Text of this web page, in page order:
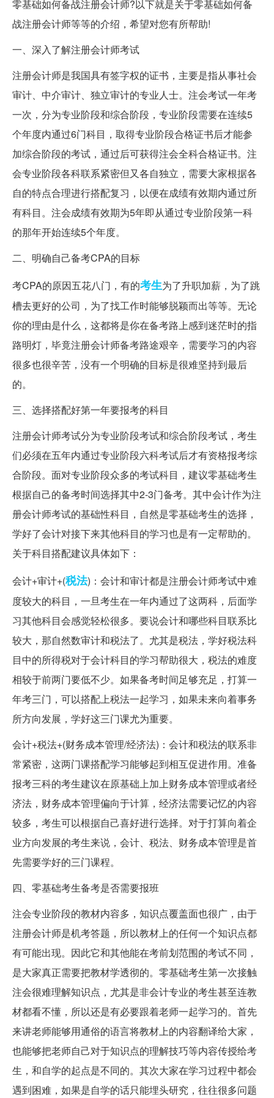
零基础如何备战注册会计师?以下就是关于零基础如何备
战注册会计师等等的介绍，希望对您有所帮助!
一、深入了解注册会计师考试
注册会计师是我国具有签字权的证书，主要是指从事社会
审计、中介审计、独立审计的专业人士。注会考试一年考
一次，分为专业阶段和综合阶段，专业阶段需要在连续5
个年度内通过6门科目，取得专业阶段合格证书后才能参
加综合阶段的考试，通过后可获得注会全科合格证书。注
会专业阶段各科联系紧密但又各自独立，需要大家根据各
自的特点合理进行搭配复习，以便在成绩有效期内通过所
有科目。注会成绩有效期为5年即从通过专业阶段第一科
的那年开始连续5个年度。
二、明确自己备考CPA的目标
考CPA的原因五花八门，有的考生为了升职加薪，为了跳
槽去更好的公司，为了找工作时能够脱颖而出等等。无论
你的理由是什么，这都将是你在备考路上感到迷茫时的指
路明灯，毕竟注册会计师备考路途艰辛，需要学习的内容
很多也很辛苦，没有一个明确的目标是很难坚持到最后
的。
三、选择搭配好第一年要报考的科目
注册会计师考试分为专业阶段考试和综合阶段考试，考生
们必须在五年内通过专业阶段六科考试后才有资格报考综
合阶段。面对专业阶段众多的考试科目，建议零基础考生
根据自己的备考时间选择其中2-3门备考。其中会计作为注
册会计师考试的基础性科目，自然是零基础考生的选择，
学好了会计对接下来其他科目的学习也是有一定帮助的。
关于科目搭配建议具体如下：
会计+审计+(税法)：会计和审计都是注册会计师考试中难
度较大的科目，一旦考生在一年内通过了这两科，后面学
习其他科目会感觉轻松很多。要说会计和哪些科目联系比
较大，那自然数审计和税法了。尤其是税法，学好税法科
目中的所得税对于会计科目的学习帮助很大，税法的难度
相较于前两门要低不少。如果备考时间足够充足，打算一
年考三门，可以搭配上税法一起学习，如果未来向着事务
所方向发展，学好这三门课尤为重要。
会计+税法+(财务成本管理/经济法)：会计和税法的联系非
常紧密，这两门课搭配学习能够起到相互促进作用。准备
报考三科的考生建议在原基础上加上财务成本管理或者经
济法，财务成本管理偏向于计算，经济法需要记忆的内容
较多，考生可以根据自己喜好进行选择。对于打算向着企
业方向发展的考生来说，会计、税法、财务成本管理是首
先需要学好的三门课程。
四、零基础考生备考是否需要报班
注会专业阶段的教材内容多，知识点覆盖面也很广，由于
注册会计师是机考答题，所以教材上的任何一个知识点都
有可能出现。因此它和其他能在考前划范围的考试不同，
是大家真正需要把教材学透彻的。零基础考生第一次接触
注会很难理解知识点，尤其是非会计专业的考生甚至连教
材都看不懂，所以还是有必要跟着老师一起学习的。首先
来讲老师能够用通俗的语言将教材上的内容翻译给大家，
也能够把老师自己对于知识点的理解技巧等内容传授给考
生，和自学的起点是不同的。其次大家在学习过程中都会
遇到困难，如果是自学的话只能埋头研究，往往很多问题